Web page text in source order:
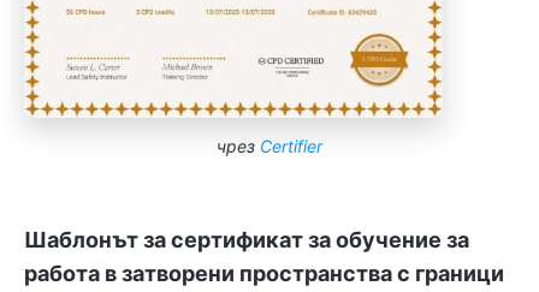
чрез Certifier
Шаблонът за сертификат за обучение за
работа в затворени пространства с граници